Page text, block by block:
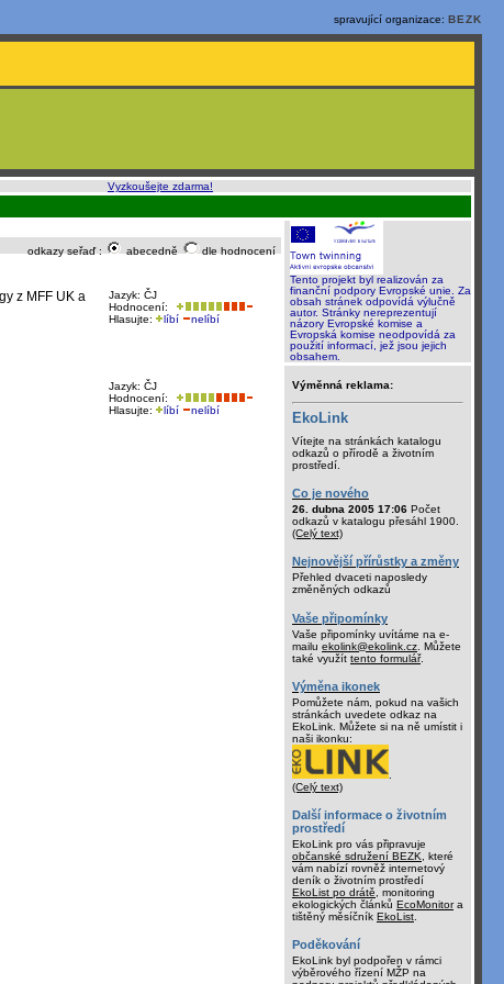
spravující organizace: BEZK
Vyzkoušejte zdarma!
odkazy seřaď : abecedně dle hodnocení
Jazyk: ČJ
Hodnocení:
Hlasujte:
líbí nelíbí
z MFF UK a
Jazyk: ČJ
Hodnocení:
Hlasujte:
líbí nelíbí
Tento projekt byl realizován za
finanční podpory Evropské unie. Za
obsah stránek odpovídá výlučně
autor. Stránky nereprezentují
názory Evropské komise a
Evropská komise neodpovídá za
použití informací, jež jsou jejich
obsahem.
Výměnná reklama:
EkoLink
Vítejte na stránkách katalogu
odkazů o přírodě a životním
prostředí.
Co je nového
26. dubna 2005 17:06 Počet
odkazů v katalogu přesáhl 1900.
(Celý text)
Nejnovější přírůstky a změny
Přehled dvaceti naposledy
změněných odkazů
Vaše připomínky
Vaše připomínky uvítáme na e-
mailu ekolink@ekolink.cz . Můžete
také využít tento formulář.
Výměna ikonek
Pomůžete nám, pokud na vašich
stránkách uvedete odkaz na
EkoLink. Můžete si na ně umístit i
naši ikonku:
(Celý text)
Další informace o životním
prostředí
EkoLink pro vás připravuje
občanské sdružení BEZK , které
vám nabízí rovněž internetový
deník o životním prostředí
EkoList po drátě , monitoring
ekologických článků EcoMonitora
tištěný měsíčník EkoList
Poděkování
EkoLink byl podpořen v rámci
výběrového řízení MŽP na